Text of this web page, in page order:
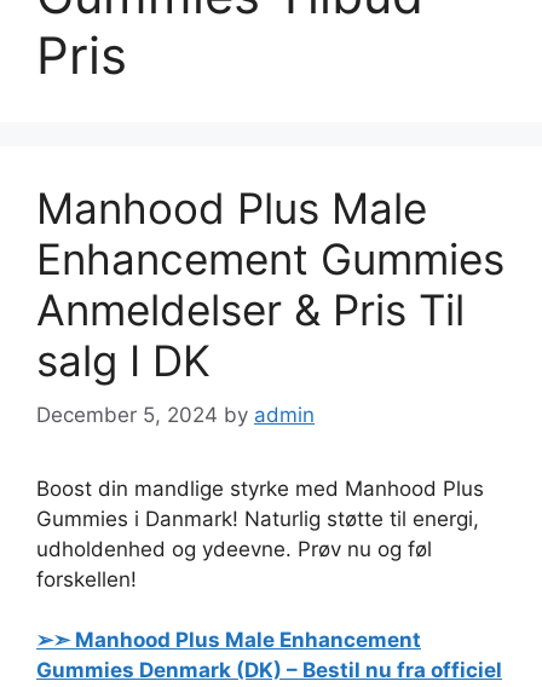
Pris
Manhood Plus Male
Enhancement Gummies
Anmeldelser & Pris Til
salg I DK
December 5, 2024 by admin
Boost din mandlige styrke med Manhood Plus
Gummies i Danmark! Naturlig støtte til energi,
udholdenhed og ydeevne. Prøv nu og føl
forskellen!
➢➣ Manhood Plus Male Enhancement
Gummies Denmark (DK) – Bestil nu fra officiel